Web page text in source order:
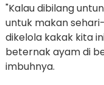
"Kalau dibilang
untuk makan
dikelola kakak kita
beternak ayam di
imbuhnya.